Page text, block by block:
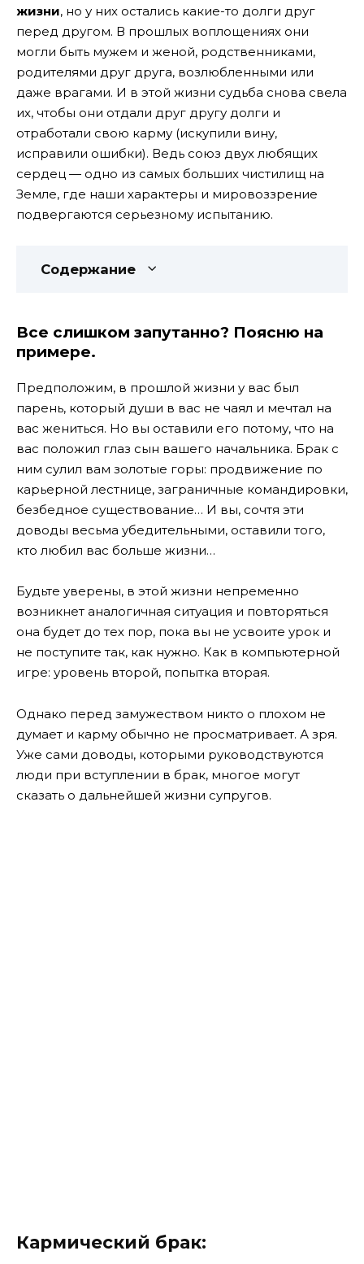
жизни, но у них остались какие-то долги друг
перед другом. В прошлых воплощениях они
могли быть мужем и женой, родственниками,
родителями друг друга, возлюбленными или
даже врагами. И в этой жизни судьба снова свела
их, чтобы они отдали друг другу долги и
отработали свою карму (искупили вину,
исправили ошибки). Ведь союз двух любящих
сердец — одно из самых больших чистилищ на
Земле, где наши характеры и мировоззрение
подвергаются серьезному испытанию.
Содержание
Все слишком запутанно? Поясню на
примере.
Предположим, в прошлой жизни у вас был
парень, который души в вас не чаял и мечтал на
вас жениться. Но вы оставили его потому, что на
вас положил глаз сын вашего начальника. Брак с
ним сулил вам золотые горы: продвижение по
карьерной лестнице, заграничные командировки,
безбедное существование… И вы, сочтя эти
доводы весьма убедительными, оставили того,
кто любил вас больше жизни…
Будьте уверены, в этой жизни непременно
возникнет аналогичная ситуация и повторяться
она будет до тех пор, пока вы не усвоите урок и
не поступите так, как нужно. Как в компьютерной
игре: уровень второй, попытка вторая.
Однако перед замужеством никто о плохом не
думает и карму обычно не просматривает. А зря.
Уже сами доводы, которыми руководствуются
люди при вступлении в брак, многое могут
сказать о дальнейшей жизни супругов.
Кармический брак: